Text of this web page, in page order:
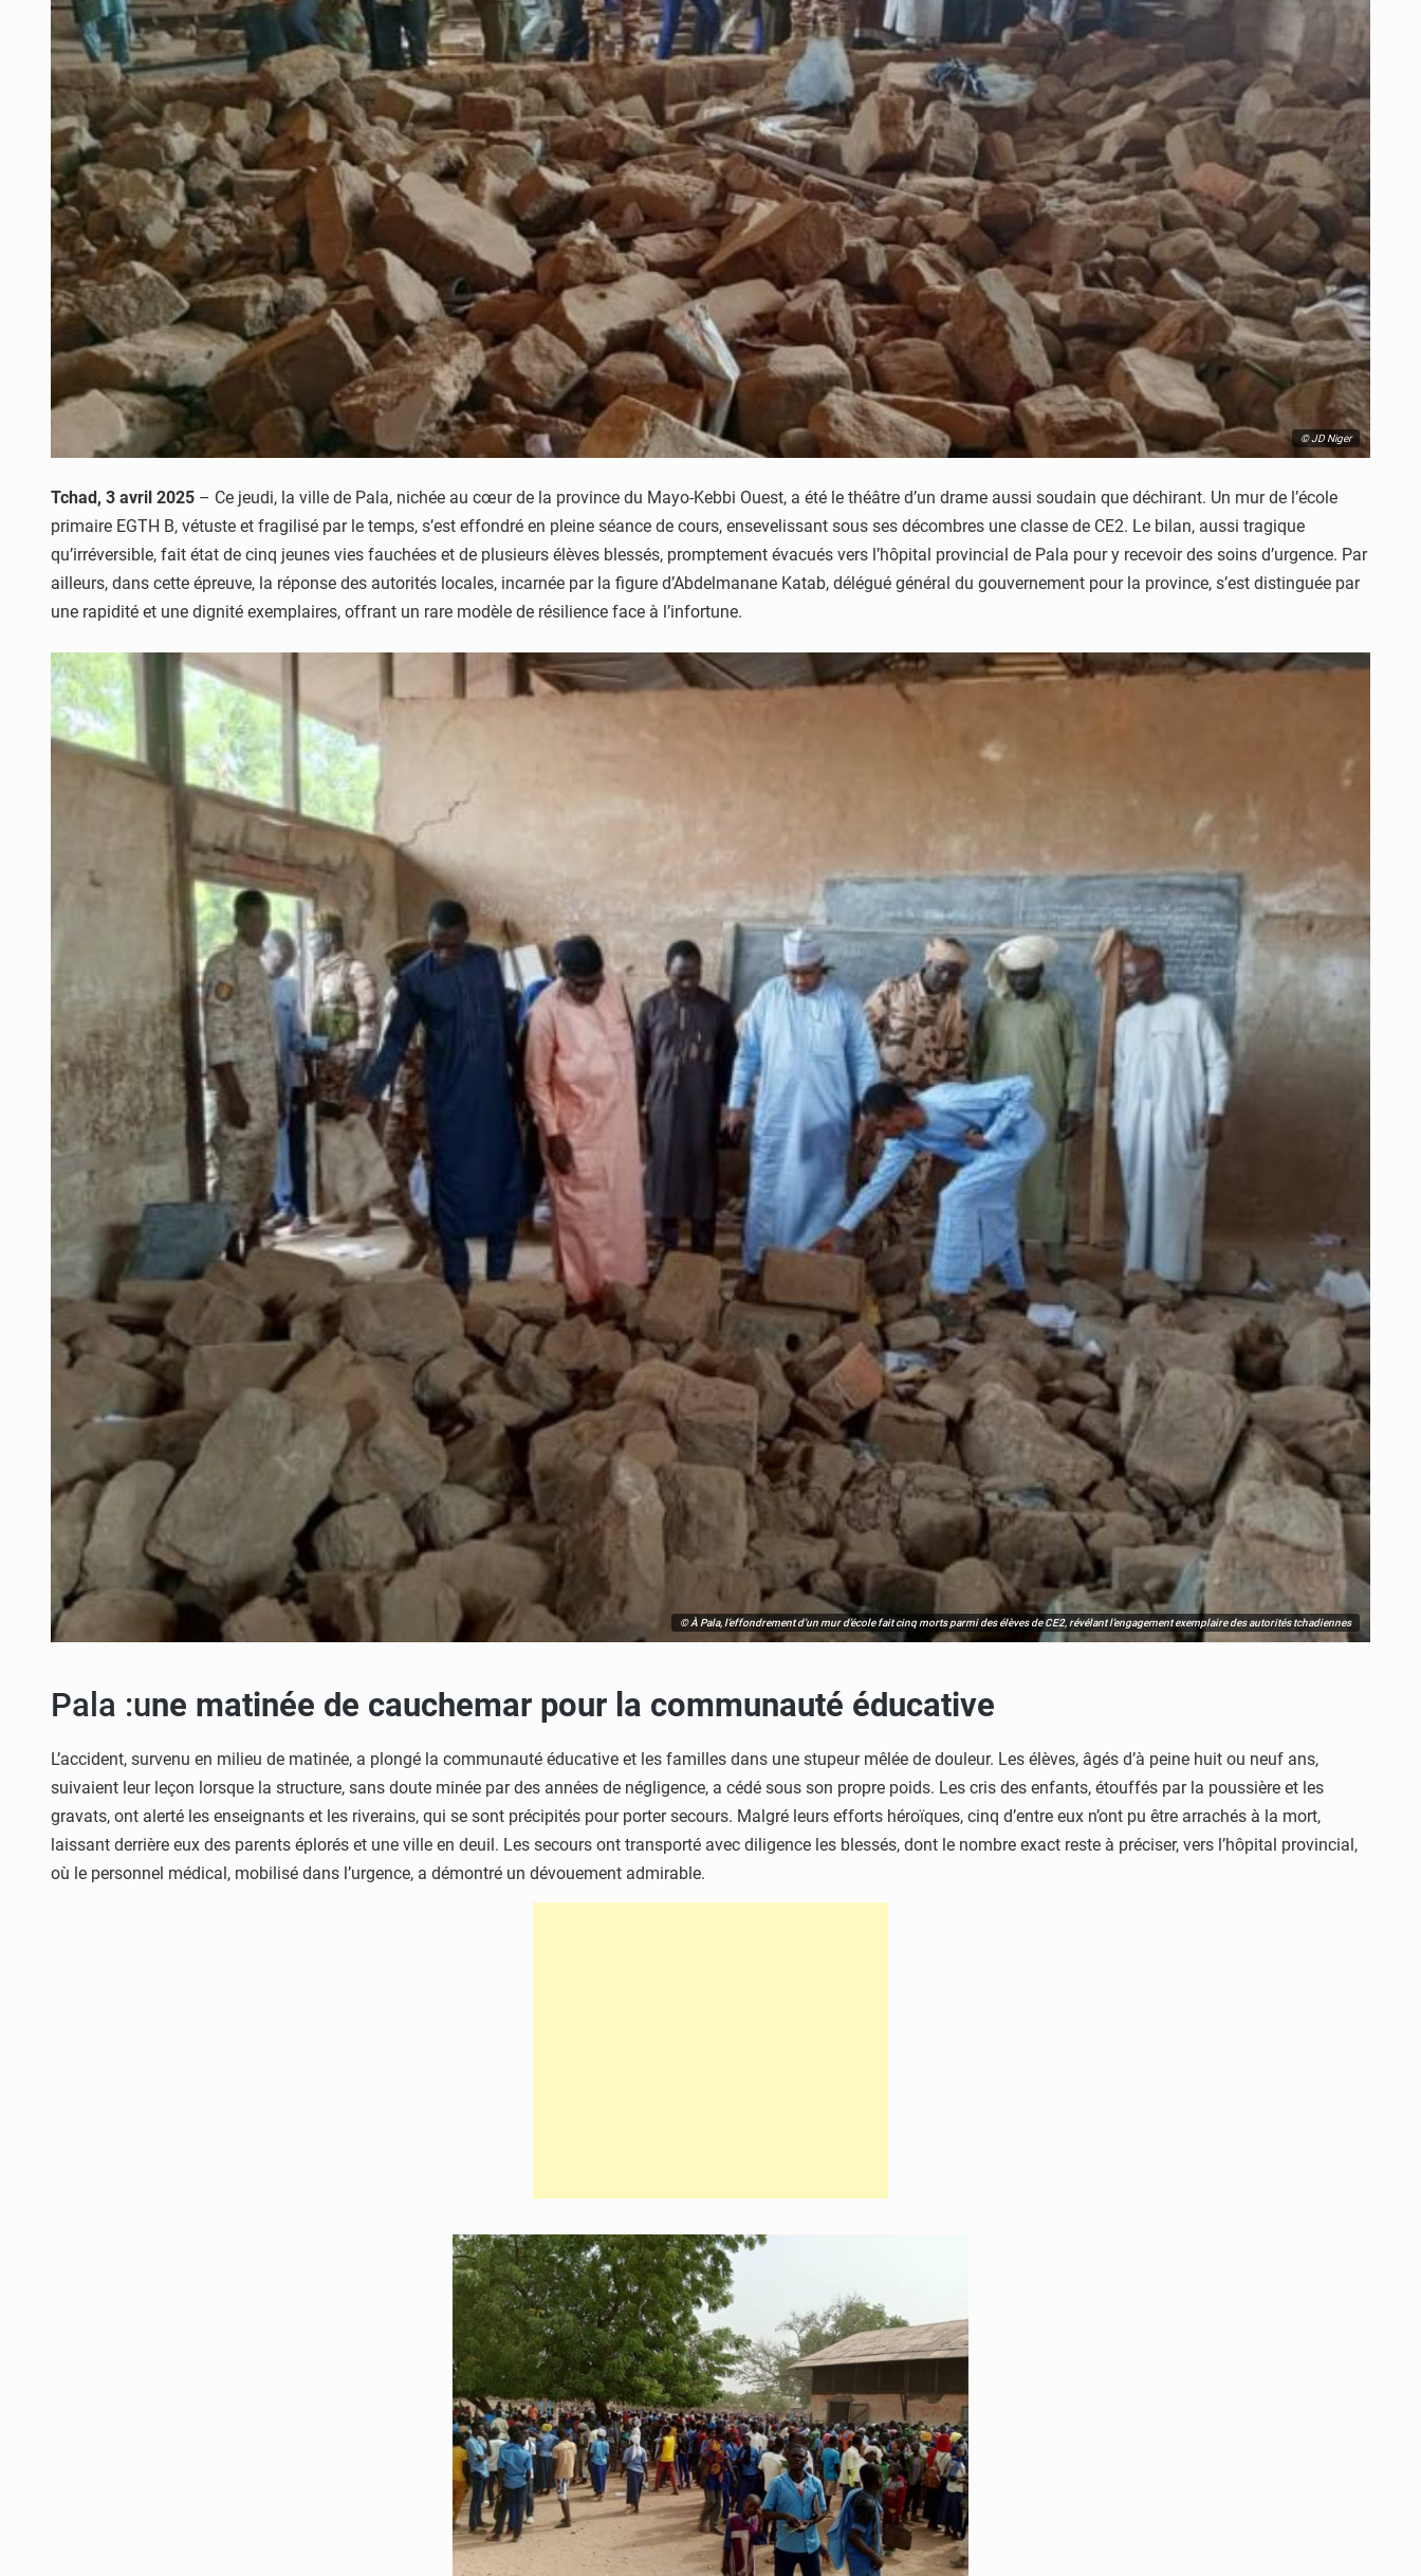
© JD Niger
Tchad, 3 avril 2025 – Ce jeudi, la ville de Pala, nichée au cœur de la province du Mayo-Kebbi Ouest, a été le théâtre d’un drame aussi soudain que déchirant. Un mur de l’école
primaire EGTH B, vétuste et fragilisé par le temps, s’est effondré en pleine séance de cours, ensevelissant sous ses décombres une classe de CE2. Le bilan, aussi tragique
qu’irréversible, fait état de cinq jeunes vies fauchées et de plusieurs élèves blessés, promptement évacués vers l’hôpital provincial de Pala pour y recevoir des soins d’urgence. Par
ailleurs, dans cette épreuve, la réponse des autorités locales, incarnée par la figure d’Abdelmanane Katab, délégué général du gouvernement pour la province, s’est distinguée par
une rapidité et une dignité exemplaires, offrant un rare modèle de résilience face à l’infortune.
© À Pala, l’effondrement d’un mur d’école fait cinq morts parmi des élèves de CE2, révélant l’engagement exemplaire des autorités tchadiennes
Pala :une matinée de cauchemar pour la communauté éducative
L’accident, survenu en milieu de matinée, a plongé la communauté éducative et les familles dans une stupeur mêlée de douleur. Les élèves, âgés d’à peine huit ou neuf ans,
suivaient leur leçon lorsque la structure, sans doute minée par des années de négligence, a cédé sous son propre poids. Les cris des enfants, étouffés par la poussière et les
gravats, ont alerté les enseignants et les riverains, qui se sont précipités pour porter secours. Malgré leurs efforts héroïques, cinq d’entre eux n’ont pu être arrachés à la mort,
laissant derrière eux des parents éplorés et une ville en deuil. Les secours ont transporté avec diligence les blessés, dont le nombre exact reste à préciser, vers l’hôpital provincial,
où le personnel médical, mobilisé dans l’urgence, a démontré un dévouement admirable.